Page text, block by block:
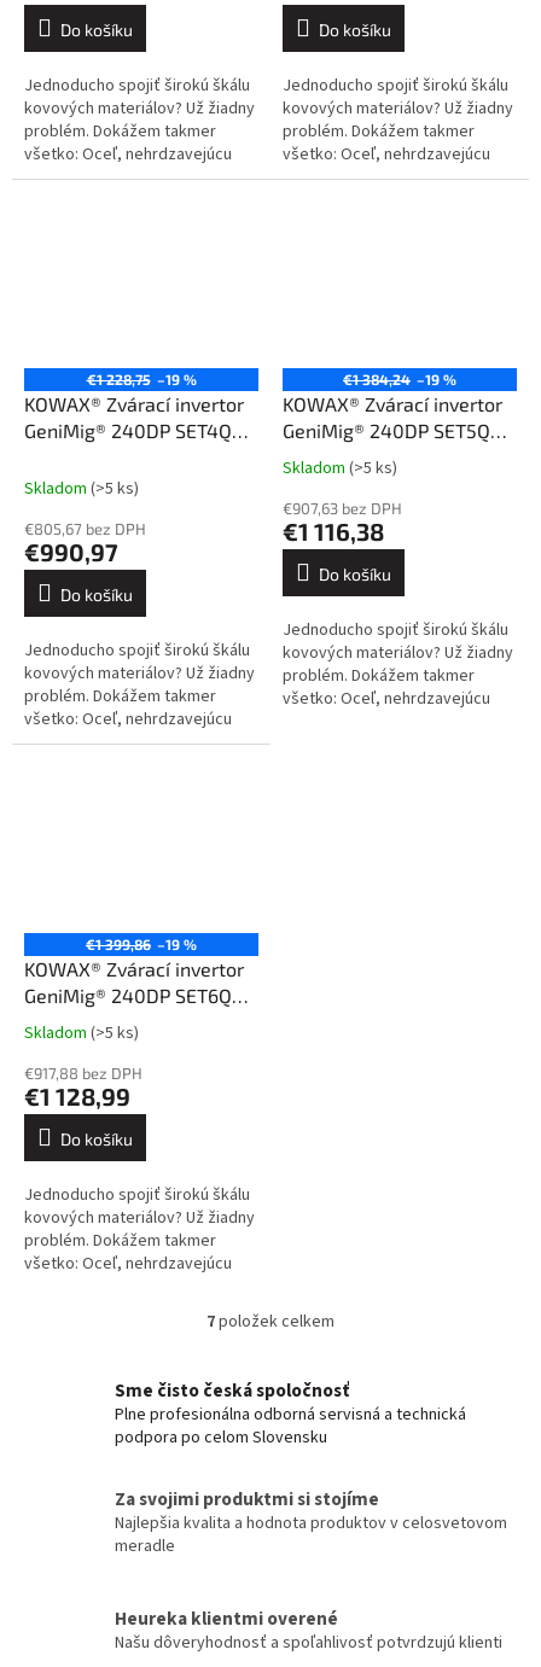
Do košíku
Jednoducho spojiť širokú škálu
kovových materiálov? Už žiadny
problém. Dokážem takmer
všetko: Oceľ, nehrdzavejúcu
oceľ, hliník a jeho zliatiny, meď a
Do košíku
Jednoducho spojiť širokú škálu
kovových materiálov? Už žiadny
problém. Dokážem takmer
všetko: Oceľ, nehrdzavejúcu
oceľ, hliník a jeho zliatiny, meď a
€1 228,75 –19 %
KOWAX® Zvárací invertor
GeniMig® 240DP SET4Q
Skladom (>5 ks)
€805,67 bez DPH
€990,97
Do košíku
Jednoducho spojiť širokú škálu
kovových materiálov? Už žiadny
problém. Dokážem takmer
všetko: Oceľ, nehrdzavejúcu
oceľ, hliník a jeho zliatiny, meď a
€1 384,24 –19 %
KOWAX® Zvárací invertor
GeniMig® 240DP SET5Q
(MIG/MAG/LiftTIG/MMA)
Průměrné
produktu
je
4,3
hvězdiček.
Skladom (>5 ks)
€907,63 bez DPH
€1 116,38
Do košíku
Jednoducho spojiť širokú škálu
kovových materiálov? Už žiadny
problém. Dokážem takmer
všetko: Oceľ, nehrdzavejúcu
€1 399,86 –19 %
KOWAX® Zvárací invertor
GeniMig® 240DP SET6Q
(MIG/MAG/LiftTIG/MMA)
Průměrné
produktu
je
3,7
hvězdiček.
Skladom (>5 ks)
€917,88 bez DPH
€1 128,99
Do košíku
Jednoducho spojiť širokú škálu
kovových materiálov? Už žiadny
problém. Dokážem takmer
všetko: Oceľ, nehrdzavejúcu
O
á
d
a
í
p
v
ý
7položek celkem
Sme čisto česká spoločnosť
Plne profesionálna odborná servisná a technická
podpora po celom Slovensku
Za svojimi produktmi si stojíme
Najlepšia kvalita a hodnota produktov v celosvetovom
meradle
Heureka klientmi overené
Našu dôveryhodnosť a spoľahlivosť potvrdzujú klienti